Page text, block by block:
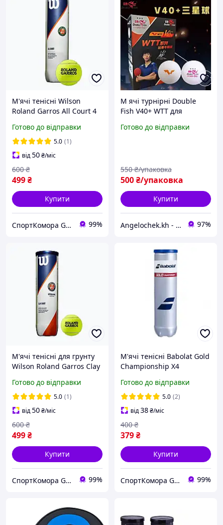
М'ячі тенісні Wilson
Roland Garros All Court 4
Готово до відправки
5.0 (1)
від50₴/міс
499₴
600 ₴
Купити
СпортКомора GalaBola 99%
М ячі турнірні Double
Fish V40+ WTT для
Готово до відправки
500₴/упаковка
550 ₴/упаковка
Купити
Angelochek.kh - інтернет-магазин дитячих товарів та настільних ігор 97%
М'ячі тенісні для грунту
Wilson Roland Garros Clay
шт.)
Готово до відправки
5.0 (1)
від50₴/міс
499₴
600 ₴
Купити
СпортКомора GalaBola 99%
М'ячі тенісні Babolat Gold
Championship X4
Готово до відправки
5.0 (2)
від38₴/міс
379₴
400 ₴
Купити
СпортКомора GalaBola 99%